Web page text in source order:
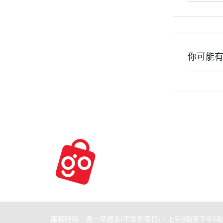
你可能
服務時段：週一至週五(不含例假日)，上午8點至下午5點